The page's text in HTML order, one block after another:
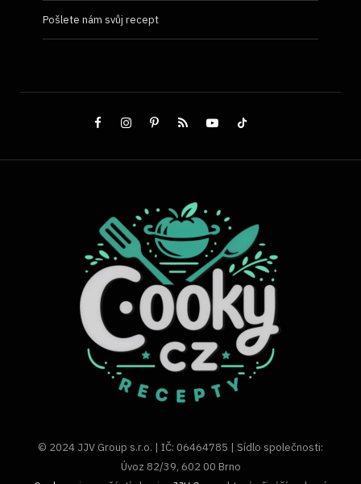
Pošlete nám svůj recept
© 2024 JJV Group s.r.o. | IČ: 06464785 | Sídlo společnosti:
Úvoz 82/39, 602 00 Brno